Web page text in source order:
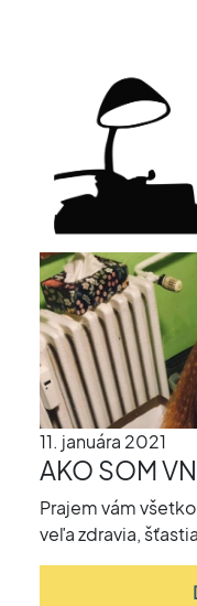
11. januára 2021
AKO SOM
Prajem vám
veľa zdravia,